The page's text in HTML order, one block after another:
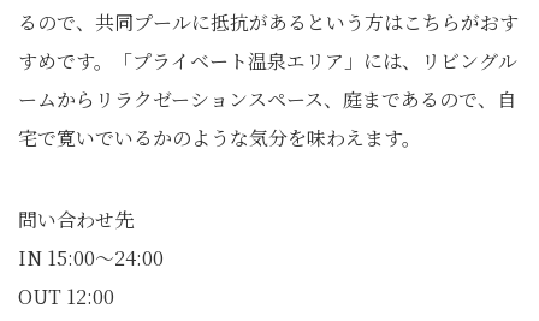
るので、共同プールに抵抗があるという方はこちらがおす
すめです。「プライベート温泉エリア」には、リビングル
ームからリラクゼーションスペース、庭まであるので、自
宅で寛いでいるかのような気分を味わえます。
問い合わせ先
IN 15:00～24:00
OUT 12:00